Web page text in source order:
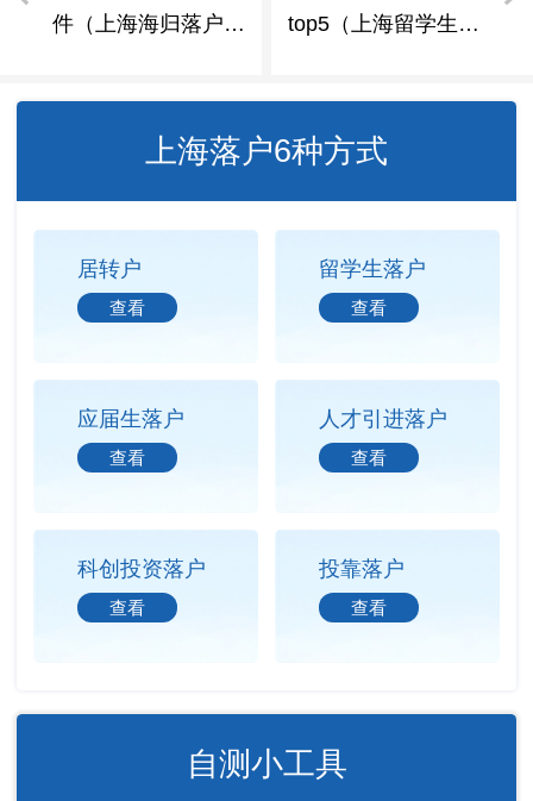
件（上海海归落户政
top5（上海留学生落
上海落户6种方式
居转户
查看
留学生落户
查看
应届生落户
查看
人才引进落户
查看
科创投资落户
查看
投靠落户
查看
自测小工具